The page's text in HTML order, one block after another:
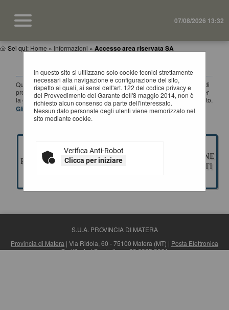
07/08/2026 13:32
Sei qui: Home » Informazioni » Accesso area riservata SA
In questo sito si utilizzano solo cookie tecnici strettamente
necessari alla navigazione e configurazione del sito,
rispetto ai quali, ai sensi dell'art. 122 del codice privacy e
del Provvedimento del Garante dell'8 maggio 2014, non è
richiesto alcun consenso da parte dell'interessato.
Nessun dato personale degli utenti viene memorizzato nel
sito mediante cookie.
Verifica Anti-Robot
Clicca per iniziare
ACCESSO AREA RISERVATA SA
Questa sezione è dedicata agli applicativi per la gestione della fase di
progettazione di un appalto pubblico di Lavori, Servizi e Forniture, per
la gestione della fase a evidenza pubblica ed esecuzione del contratto.
Gli applicativi presenti sono ad uso esclusivo dell'Ente.
PROGETTAZIONE
GESTIONE
ESECUZIONE
CONTRATTI
S.U.A. PROVINCIA DI MATERA
Provincia di Matera | Via Ridola, 60 - 75100 Matera (MT) | Posta Elettronica
Certificata| Centralino: +39 0835 3061